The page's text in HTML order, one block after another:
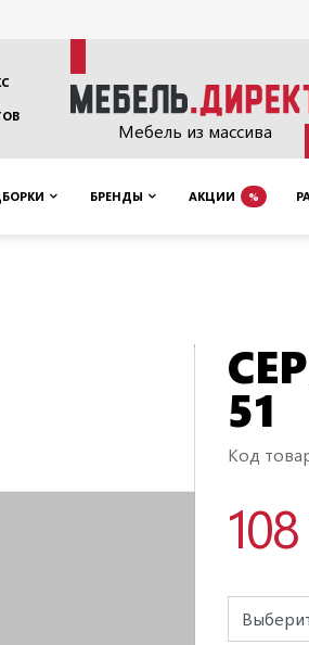
Мебель из массива
БРЕНДЫ АКЦИИ %
51
Код